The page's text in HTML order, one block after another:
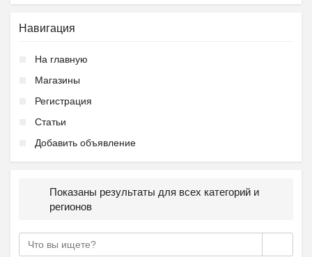
Навигация
На главную
Магазины
Регистрация
Статьи
Добавить объявление
Показаны результаты для всех категорий и
регионов